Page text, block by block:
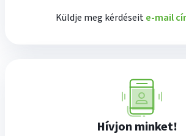
Küldje meg kérdéseite-mail
Hívjon minket!